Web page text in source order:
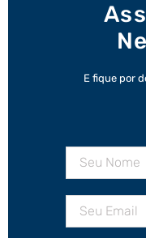
E fique por